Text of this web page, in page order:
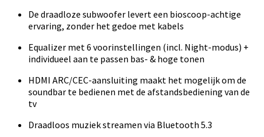
De draadloze subwoofer levert een bioscoop-achtige
ervaring, zonder het gedoe met kabels
Equalizer met 6 voorinstellingen (incl. Night-modus) +
individueel aan te passen bas- & hoge tonen
HDMI ARC/CEC-aansluiting maakt het mogelijk om de
soundbar te bedienen met de afstandsbediening van de
tv
Draadloos muziek streamen via Bluetooth 5.3